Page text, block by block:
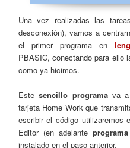
Una vez realizadas las
desconexión), vamos a
el primer programa en
PBASIC, conectando para ello
como ya hicimos.
Estesencillo programava a
tarjeta Home Work que
escribir el código utilizaremos
Editor (en adelante
instalado en el paso anterior.